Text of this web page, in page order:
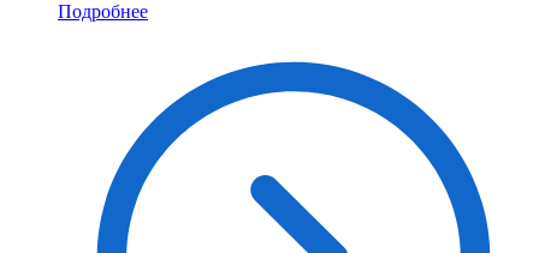
Подробнее